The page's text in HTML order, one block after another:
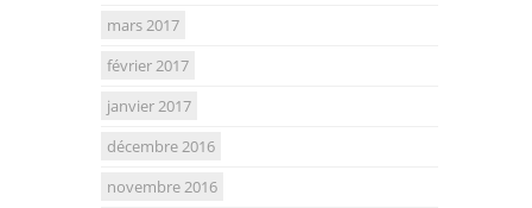
mars 2017
février 2017
janvier 2017
décembre 2016
novembre 2016